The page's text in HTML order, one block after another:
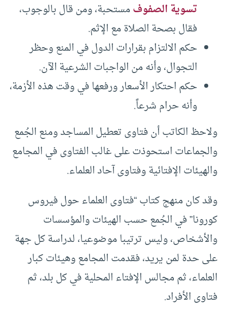
تسوية الصفوفمستحبة، ومن قال بالوجوب،
فقال بصحة الصلاة مع الإثم.
حكم الالتزام بقرارات الدول في المنع وحظر
التجوال، وأنه من الواجبات الشرعية الآن.
حكم احتكار الأسعار ورفعها في وقت هذه الأزمة،
وأنه حرام شرعاً.
ولاحظ الكاتب أن فتاوى تعطيل المساجد ومنع الجُمع
والجماعات استحوذت على غالب الفتاوى في المجامع
والهيئات الإفتائية وفتاوى آحاد العلماء.
وقد كان منهج كتاب “فتاوى العلماء حول فيروس
كورونا” في الجُمع حسب الهيئات والمؤسسات
والأشخاص، وليس ترتيبا موضوعيا، لدراسة كل جهة
على حدة لمن يريد، فقدمت المجامع وهيئات كبار
العلماء، ثم مجالس الإفتاء المحلية في كل بلد، ثم
فتاوى الأفراد.